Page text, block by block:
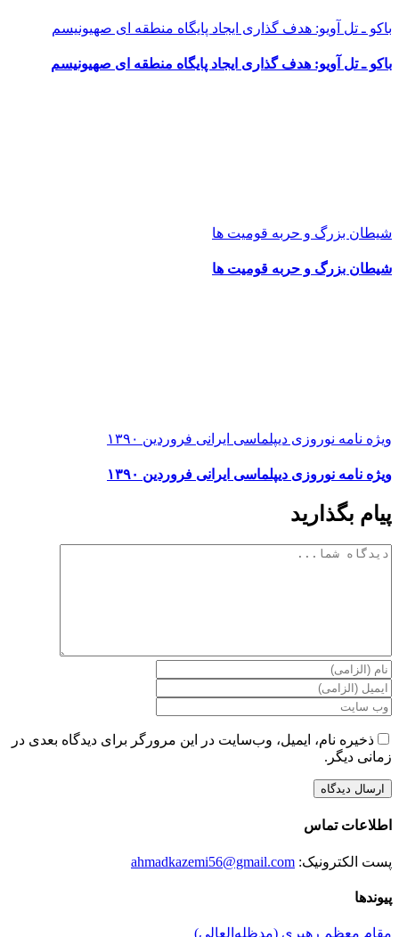
باکو ـ تل آویو: هدف گذاری ایجاد پایگاه منطقه ای صهیونیسم
باکو ـ تل آویو: هدف گذاری ایجاد پایگاه منطقه ای صهیونیسم
شیطان بزرگ و حربه قومیت ها
شیطان بزرگ و حربه قومیت ها
ویژه نامه نوروزی دیپلماسی ایرانی فروردین ۱۳۹۰
ویژه نامه نوروزی دیپلماسی ایرانی فروردین ۱۳۹۰
پیام بگذارید
دیدگاه
ذخیره نام، ایمیل، وب‌سایت در این مرورگر برای دیدگاه بعدی در
زمانی دیگر.
اطلاعات تماس
پست الکترونیک: ahmadkazemi56@gmail.com
پیوندها
مقام معظم رهبری (مد‌ظله‌العالی)